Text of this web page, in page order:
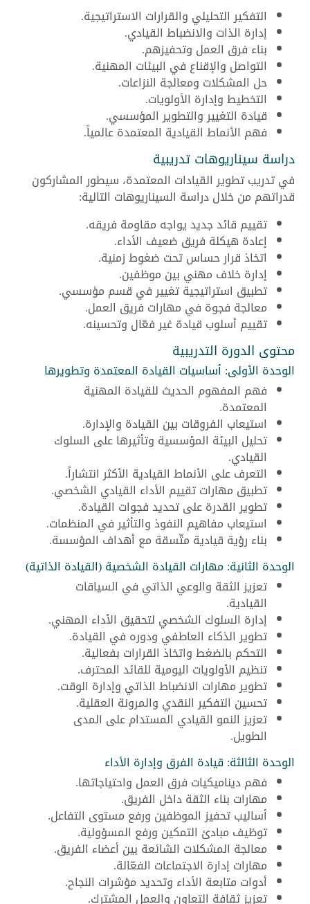
التفكير التحليلي والقرارات الاستراتيجية.
إدارة الذات والانضباط القيادي.
بناء فرق العمل وتحفيزهم.
التواصل والإقناع في البيئات المهنية.
حل المشكلات ومعالجة النزاعات.
التخطيط وإدارة الأولويات.
قيادة التغيير والتطوير المؤسسي.
فهم الأنماط القيادية المعتمدة عالمياً.
دراسة سيناريوهات تدريبية
في تدريب تطوير القيادات المعتمدة، سيطور المشاركون
قدراتهم من خلال دراسة السيناريوهات التالية:
تقييم قائد جديد يواجه مقاومة فريقه.
إعادة هيكلة فريق ضعيف الأداء.
اتخاذ قرار حساس تحت ضغوط زمنية.
إدارة خلاف مهني بين موظفين.
تطبيق استراتيجية تغيير في قسم مؤسسي.
معالجة فجوة في مهارات فريق العمل.
تقييم أسلوب قيادة غير فعّال وتحسينه.
محتوى الدورة التدريبية
الوحدة الأولى: أساسيات القيادة المعتمدة وتطويرها
فهم المفهوم الحديث للقيادة المهنية
المعتمدة.
استيعاب الفروقات بين القيادة والإدارة.
تحليل البيئة المؤسسية وتأثيرها على السلوك
القيادي.
التعرف على الأنماط القيادية الأكثر انتشاراً.
تطبيق مهارات تقييم الأداء القيادي الشخصي.
تطوير القدرة على تحديد فجوات القيادة.
استيعاب مفاهيم النفوذ والتأثير في المنظمات.
بناء رؤية قيادية متّسقة مع أهداف المؤسسة.
الوحدة الثانية: مهارات القيادة الشخصية (القيادة الذاتية)
تعزيز الثقة والوعي الذاتي في السياقات
القيادية.
إدارة السلوك الشخصي لتحقيق الأداء المهني.
تطوير الذكاء العاطفي ودوره في القيادة.
التحكم بالضغط واتخاذ القرارات بفعالية.
تنظيم الأولويات اليومية للقائد المحترف.
تطوير مهارات الانضباط الذاتي وإدارة الوقت.
تحسين التفكير النقدي والمرونة العقلية.
تعزيز النمو القيادي المستدام على المدى
الطويل.
الوحدة الثالثة: قيادة الفرق وإدارة الأداء
فهم ديناميكيات فرق العمل واحتياجاتها.
مهارات بناء الثقة داخل الفريق.
أساليب تحفيز الموظفين ورفع مستوى التفاعل.
توظيف مبادئ التمكين ورفع المسؤولية.
معالجة المشكلات الشائعة بين أعضاء الفريق.
مهارات إدارة الاجتماعات الفعّالة.
أدوات متابعة الأداء وتحديد مؤشرات النجاح.
تعزيز ثقافة التعاون والعمل المشترك.